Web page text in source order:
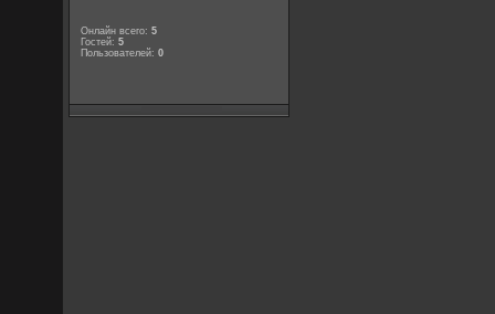
Онлайн всего:5
Гостей:5
Пользователей:0